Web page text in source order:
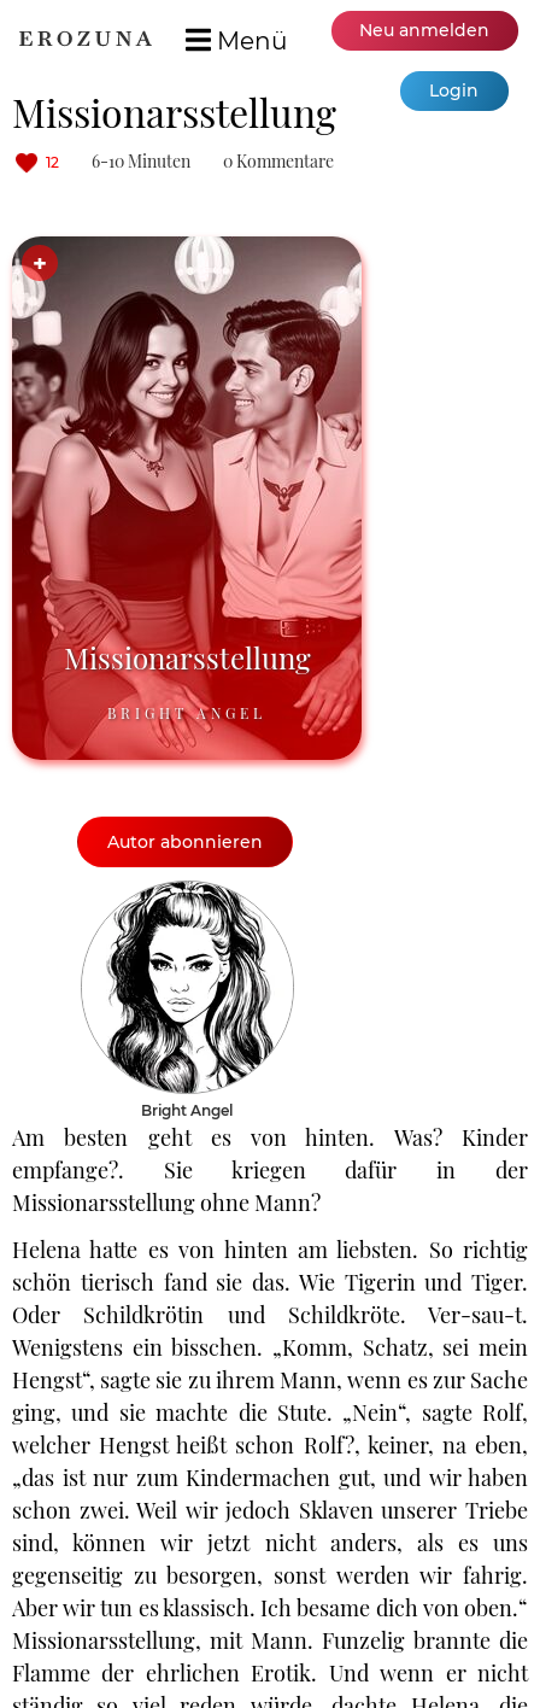
Menü Neu anmelden
Login
Missionarsstellung
12 6-10 Minuten 0 Kommentare
Missionarsstellung
BRIGHT ANGEL
Autor abonnieren
Bright Angel
Am besten geht es von hinten. Was? Kinder
empfange?. Sie kriegen dafür in der
Missionarsstellung ohne Mann?
Helena hatte es von hinten am liebsten. So richtig
schön tierisch fand sie das. Wie Tigerin und Tiger.
Oder Schildkrötin und Schildkröte. Ver-sau-t.
Wenigstens ein bisschen. „Komm, Schatz, sei mein
Hengst“, sagte sie zu ihrem Mann, wenn es zur Sache
ging, und sie machte die Stute. „Nein“, sagte Rolf,
welcher Hengst heißt schon Rolf?, keiner, na eben,
„das ist nur zum Kindermachen gut, und wir haben
schon zwei. Weil wir jedoch Sklaven unserer Triebe
sind, können wir jetzt nicht anders, als es uns
gegenseitig zu besorgen, sonst werden wir fahrig.
Aber wir tun es klassisch. Ich besame dich von oben.“
Missionarsstellung, mit Mann. Funzelig brannte die
Flamme der ehrlichen Erotik. Und wenn er nicht